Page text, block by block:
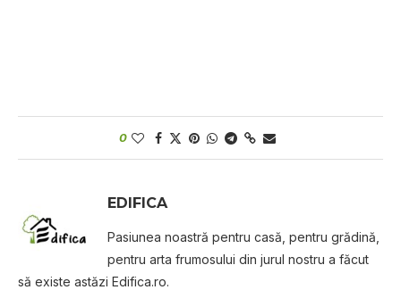
0
EDIFICA
Pasiunea noastră pentru casă, pentru grădină,
pentru arta frumosului din jurul nostru a făcut
să existe astăzi Edifica.ro.